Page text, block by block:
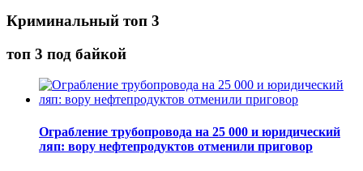
Криминальный топ 3
топ 3 под байкой
Ограбление трубопровода на 25 000 и юридический
ляп: вору нефтепродуктов отменили приговор